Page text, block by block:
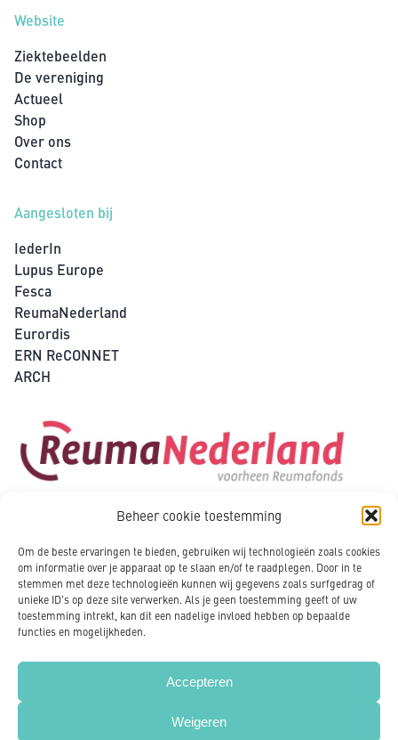
Beheer cookie toestemming
Om de beste ervaringen te bieden, gebruiken wij technologieën zoals cookies
om informatie over je apparaat op te slaan en/of te raadplegen. Door in te
stemmen met deze technologieën kunnen wij gegevens zoals surfgedrag of
unieke ID's op deze site verwerken. Als je geen toestemming geeft of uw
toestemming intrekt, kan dit een nadelige invloed hebben op bepaalde
functies en mogelijkheden.
Accepteren
Weigeren
Website
Ziektebeelden
De vereniging
Actueel
Shop
Over ons
Contact
Aangesloten bij
IederIn
Lupus Europe
Fesca
ReumaNederland
Eurordis
ERN ReCONNET
ARCH
Copyright 2020 - NVLE Nederland